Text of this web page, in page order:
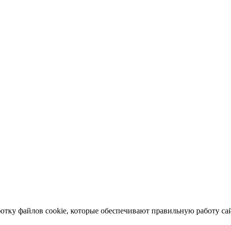
файлов cookie, которые обеспечивают правильную работу